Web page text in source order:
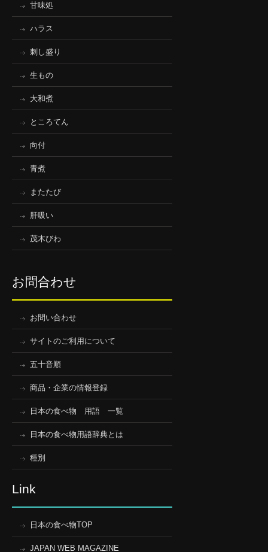
甘味処
ハラス
刺し盛り
生もの
大和煮
ところてん
向付
青煮
またたび
肝吸い
茂木びわ
お問合わせ
お問い合わせ
サイトのご利用について
五十音順
商品・企業の情報登録
日本の食べ物 用語 一覧
日本の食べ物用語辞典とは
種別
Link
日本の食べ物TOP
JAPAN WEB MAGAZINE